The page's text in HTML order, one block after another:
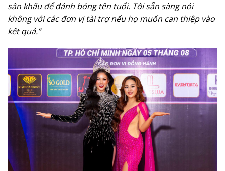
sân khấu để đánh bóng tên tuổi. Tôi sẵn sàng nói
không với các đơn vị tài trợ nếu họ muốn can thiệp vào
kết quả.”